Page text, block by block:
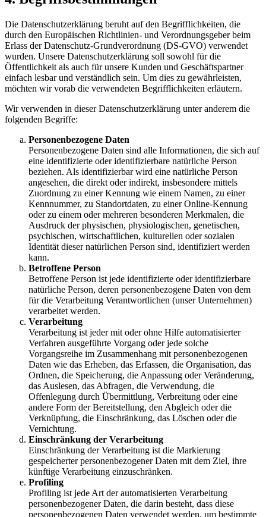
Die Datenschutzerklärung beruht auf den Begrifflichkeiten, die
durch den Europäischen Richtlinien- und Verordnungsgeber beim
Erlass der Datenschutz-Grundverordnung (DS-GVO) verwendet
wurden. Unsere Datenschutzerklärung soll sowohl für die
Öffentlichkeit als auch für unsere Kunden und Geschäftspartner
einfach lesbar und verständlich sein. Um dies zu gewährleisten,
möchten wir vorab die verwendeten Begrifflichkeiten erläutern.
Wir verwenden in dieser Datenschutzerklärung unter anderem die
folgenden Begriffe:
Personenbezogene Daten
Personenbezogene Daten sind alle Informationen, die sich auf
eine identifizierte oder identifizierbare natürliche Person
beziehen. Als identifizierbar wird eine natürliche Person
angesehen, die direkt oder indirekt, insbesondere mittels
Zuordnung zu einer Kennung wie einem Namen, zu einer
Kennnummer, zu Standortdaten, zu einer Online-Kennung
oder zu einem oder mehreren besonderen Merkmalen, die
Ausdruck der physischen, physiologischen, genetischen,
psychischen, wirtschaftlichen, kulturellen oder sozialen
Identität dieser natürlichen Person sind, identifiziert werden
kann.
Betroffene Person
Betroffene Person ist jede identifizierte oder identifizierbare
natürliche Person, deren personenbezogene Daten von dem
für die Verarbeitung Verantwortlichen (unser Unternehmen)
verarbeitet werden.
Verarbeitung
Verarbeitung ist jeder mit oder ohne Hilfe automatisierter
Verfahren ausgeführte Vorgang oder jede solche
Vorgangsreihe im Zusammenhang mit personenbezogenen
Daten wie das Erheben, das Erfassen, die Organisation, das
Ordnen, die Speicherung, die Anpassung oder Veränderung,
das Auslesen, das Abfragen, die Verwendung, die
Offenlegung durch Übermittlung, Verbreitung oder eine
andere Form der Bereitstellung, den Abgleich oder die
Verknüpfung, die Einschränkung, das Löschen oder die
Vernichtung.
Einschränkung der Verarbeitung
Einschränkung der Verarbeitung ist die Markierung
gespeicherter personenbezogener Daten mit dem Ziel, ihre
künftige Verarbeitung einzuschränken.
Profiling
Profiling ist jede Art der automatisierten Verarbeitung
personenbezogener Daten, die darin besteht, dass diese
personenbezogenen Daten verwendet werden, um bestimmte